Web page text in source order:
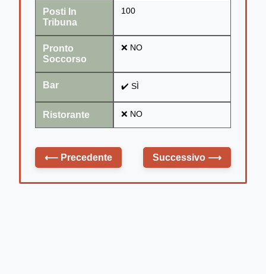
Posti In
Tribuna
100
Pronto
Soccorso
❌ NO
Bar ✔️ SÌ
Ristorante ❌ NO
⟵ Precedente Successivo ⟶